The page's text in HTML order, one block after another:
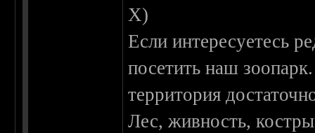
X)
Если интересуетесь
посетить наш
территория
Лес, живность,